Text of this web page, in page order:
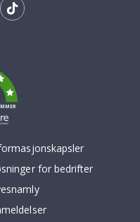
for bedrifter